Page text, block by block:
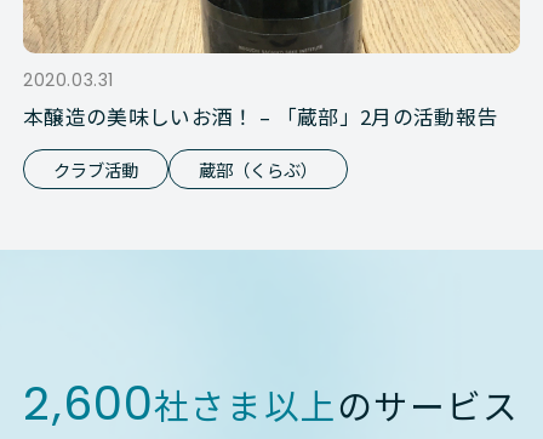
2020.03.31
本醸造の美味しいお酒！ – 「蔵部」2月の活動報告
クラブ活動 蔵部（くらぶ）
2,600社さま以上のサービス